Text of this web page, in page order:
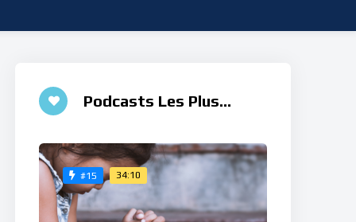
Lecture
Podcasts Les Plus
#15 34:10